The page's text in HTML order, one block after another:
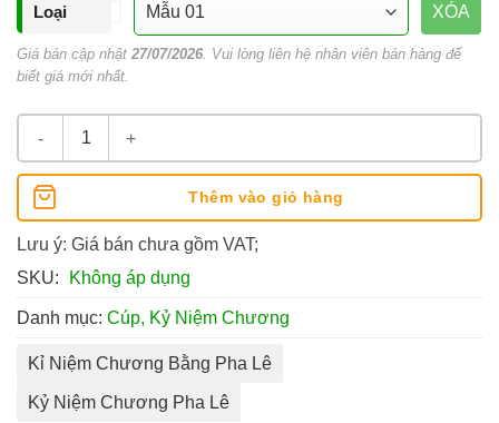
Loại XÓA
Giá bán cập nhật 27/07/2026. Vui lòng liên hệ nhân viên bán hàng để
biết giá mới nhất.
Kỷ Niệm Chương Làm Bằng Pha Lê số lượng
Thêm vào giỏ hàng
Lưu ý: Giá bán chưa gồm VAT;
SKU:
Không áp dụng
Danh mục: Cúp, Kỷ Niệm Chương
Kỉ Niệm Chương Bằng Pha Lê
Kỷ Niệm Chương Pha Lê